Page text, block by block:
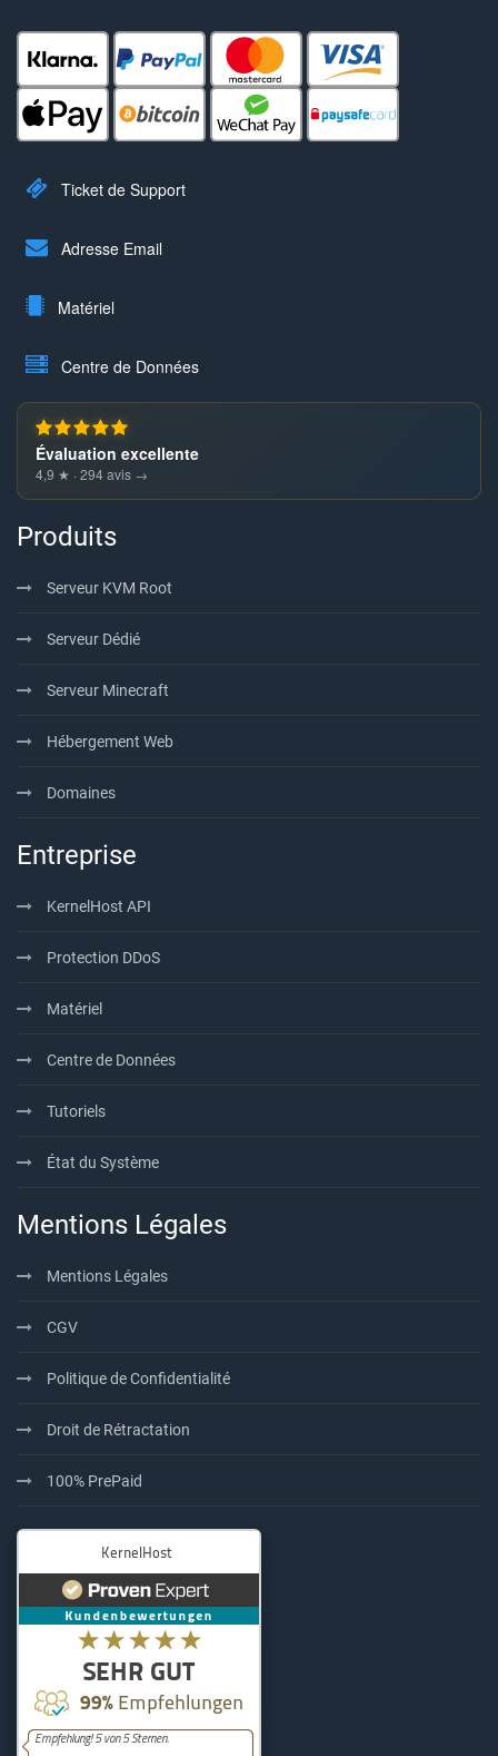
Ticket de Support
Adresse Email
Matériel
Centre de Données
Évaluation excellente
4,9 ★ · 294 avis →
Produits
Serveur KVM Root
Serveur Dédié
Serveur Minecraft
Hébergement Web
Domaines
Entreprise
KernelHost API
Protection DDoS
Matériel
Centre de Données
Tutoriels
État du Système
Mentions Légales
Mentions Légales
CGV
Politique de Confidentialité
Droit de Rétractation
100% PrePaid